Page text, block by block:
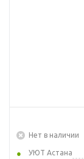
Нет в наличии
УЮТ Астана